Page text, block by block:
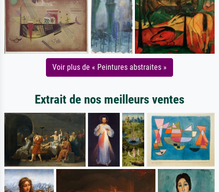
Voir plus de « Peintures abstraites »
Extrait de nos meilleurs ventes